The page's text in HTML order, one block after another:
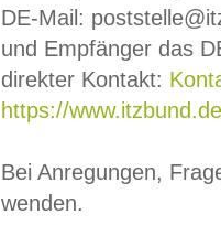
DE-Mail:
und Empfänger das
direkter Kontakt:
https://
Bei Anregungen,
wenden.